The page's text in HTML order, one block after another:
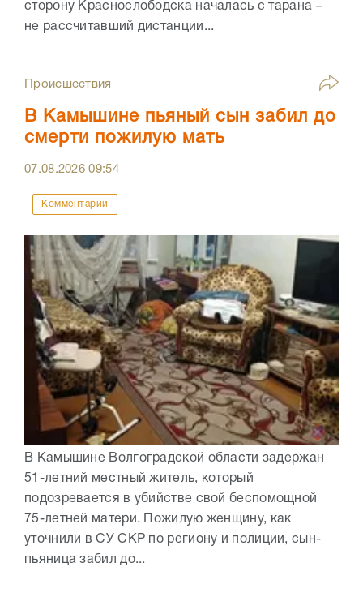
сторону Краснослободска началась с тарана –
не рассчитавший дистанции...
Происшествия
В Камышине пьяный сын забил до
смерти пожилую мать
07.08.202609:54
Комментарии
В Камышине Волгоградской области задержан
51-летний местный житель, который
подозревается в убийстве свой беспомощной
75-летней матери. Пожилую женщину, как
уточнили в СУ СКР по региону и полиции, сын-
пьяница забил до...